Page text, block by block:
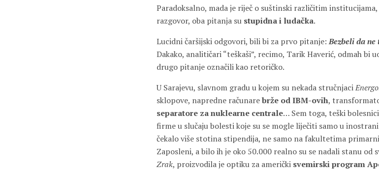
Paradoksalno, mada je riječ o suštinski različitim
razgovor, oba pitanja su stupidna i ludačka.
Lucidni čaršijski odgovori, bili bi za prvo pitanje:Bezbeli da ne
Dakako, analitičari “teškaši”, recimo, Tarik Haverić, odmah bi
drugo pitanje označili kao retoričko.
U Sarajevu, slavnom gradu u kojem su nekada stručnjaci
sklopove, napredne računarebrže od IBM-ovih,
separatore za nuklearne centrale… Sem toga, teški
firme u slučaju bolesti koje su se mogle liječiti samo u
čekalo više stotina stipendija, ne samo na fakultetima
Zaposleni, a bilo ih je oko 50.000 realno su se nadali stanu od
Zrak, proizvodila je optiku za američki svemirski program